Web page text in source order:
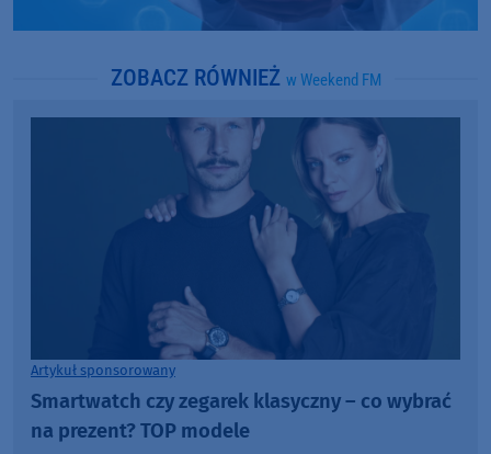
ZOBACZ RÓWNIEŻ w Weekend FM
Artykuł sponsorowany
Smartwatch czy zegarek klasyczny – co wybrać
na prezent? TOP modele